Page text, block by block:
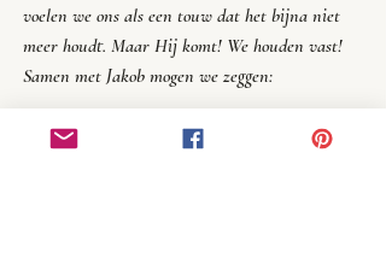
voelen we ons als een touw dat het bijna niet
meer houdt. Maar Hij komt! We houden vast!
Samen met Jakob mogen we zeggen:
Op Uw Zaligheid (in het Hebreeuws is dat